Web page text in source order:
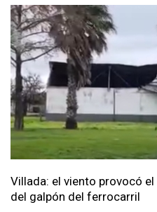
Villada: el viento provocó
del galpón del ferrocarril